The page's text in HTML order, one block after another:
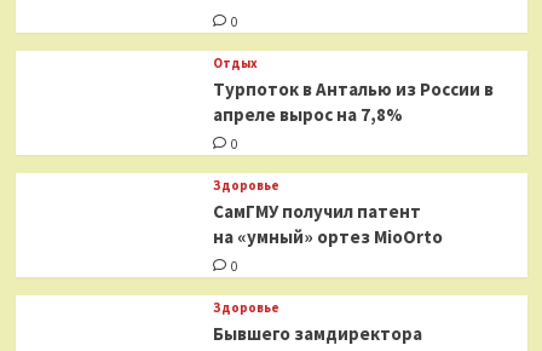
0
Отдых
Турпоток в Анталью из России в
апреле вырос на 7,8%
0
Здоровье
СамГМУ получил патент
на «умный» ортез MioOrto
0
Здоровье
Бывшего замдиректора